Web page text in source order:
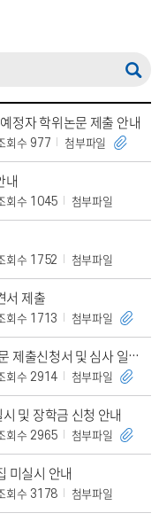
정자 학위논문 제출 안내
회수 977 첨부파일
내
회수 1045 첨부파일
회수 1752 첨부파일
서 제출
회수 1713 첨부파일
[4차수, 수료생] 2026-1학기 학위청구논문 제출신청서 및 심사 일정 안내
회수 2914 첨부파일
및 장학금 신청 안내
회수 2965 첨부파일
미실시 안내
회수 3178 첨부파일